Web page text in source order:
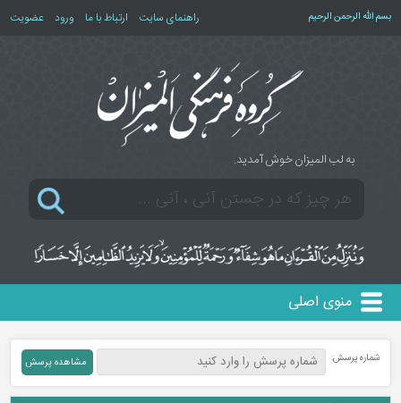
بسم الله الرحمن الرحیم راهنمای سایت ارتباط با ما ورود عضویت
به لب المیزان خوش آمدید.
منوی اصلی
شماره پرسش: